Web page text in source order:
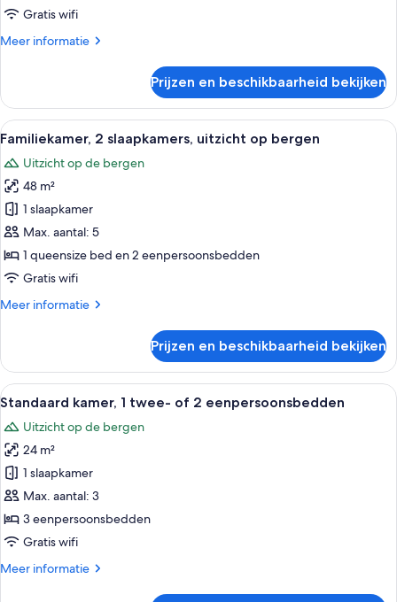
Gratis wifi
Meer informatie
Meer
Prijzen en beschikbaarheid bekijken
Alle
foto's
voor
Familiekamer,
2
slaapkamers,
uitzicht
op
laden
Een hotelkamer met een bureau,
4
Familiekamer, 2 slaapkamers, uitzicht op bergen
Uitzicht op de bergen
48 m²
1 slaapkamer
Max. aantal: 5
1 queensize bed en 2 eenpersoonsbedden
Gratis wifi
Meer informatie
Meer
2
slaapkamers,
uitzicht
bergen
Prijzen en beschikbaarheid bekijken
Alle
foto's
voor
Standaard
kamer,
1
twee-
of
eenpersoonsbedden
Een hotelkamer met een bed, een
6
Standaard kamer, 1 twee- of 2 eenpersoonsbedden
Uitzicht op de bergen
24 m²
1 slaapkamer
Max. aantal: 3
3 eenpersoonsbedden
Gratis wifi
Meer informatie
Meer